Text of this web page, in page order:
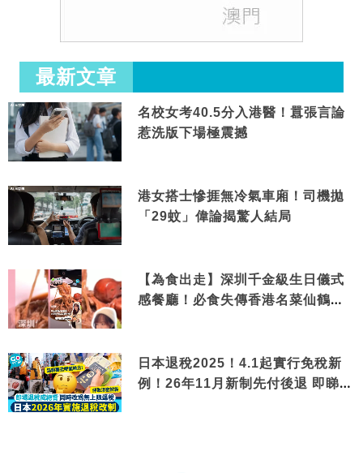
最新文章
名校女考40.5分入港醫！囂張言論
惹洗版下場極震撼
港女搭士慘捱無冷氣車廂！司機拋
「29蚊」偉論揭驚人結局
【為食出走】深圳千金級生日儀式
感餐廳！必食失傳香港名菜仙鶴神
日本退稅2025！4.1起實行免稅新
例！26年11月新制先付後退 即睇步